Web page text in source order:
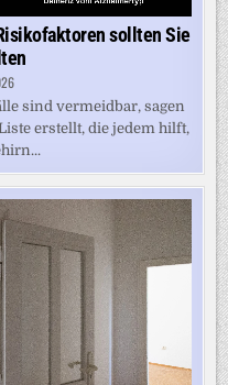
sollten Sie
sind vermeidbar, sagen
erstellt, die jedem hilft,